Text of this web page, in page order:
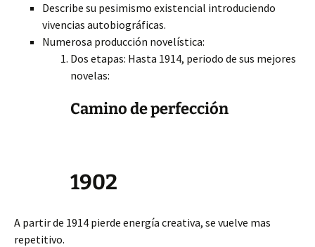
Describe su pesimismo existencial introduciendo
vivencias autobiográficas.
Numerosa producción novelística:
Dos etapas: Hasta 1914, periodo de sus mejores
novelas:
Camino de perfección
1902
A partir de 1914 pierde energía creativa, se vuelve mas
repetitivo.